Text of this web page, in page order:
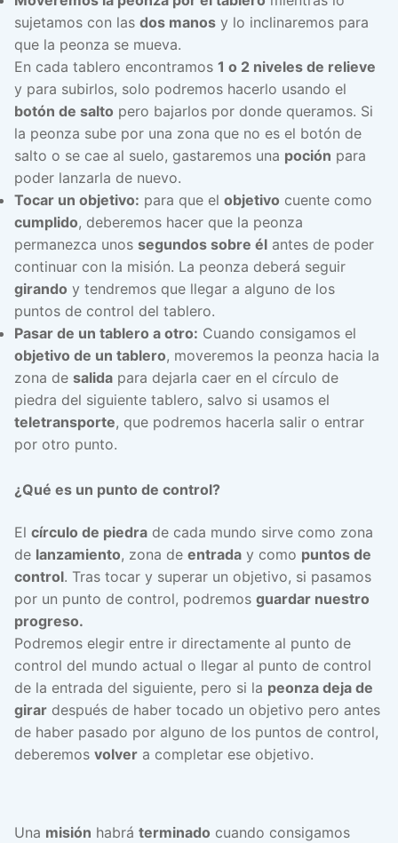
sujetamos con las dos manos y lo inclinaremos para
que la peonza se mueva.
En cada tablero encontramos 1 o 2 niveles de relieve
y para subirlos, solo podremos hacerlo usando el
botón de salto pero bajarlos por donde queramos. Si
la peonza sube por una zona que no es el botón de
salto o se cae al suelo, gastaremos una poción para
poder lanzarla de nuevo.
Tocar un objetivo: para que el objetivo cuente como
cumplido, deberemos hacer que la peonza
permanezca unos segundos sobre él antes de poder
continuar con la misión. La peonza deberá seguir
girando y tendremos que llegar a alguno de los
puntos de control del tablero.
Pasar de un tablero a otro: Cuando consigamos el
objetivo de un tablero, moveremos la peonza hacia la
zona de salida para dejarla caer en el círculo de
piedra del siguiente tablero, salvo si usamos el
teletransporte, que podremos hacerla salir o entrar
por otro punto.
¿Qué es un punto de control?
El círculo de piedra de cada mundo sirve como zona
de lanzamiento, zona de entrada y como puntos de
control. Tras tocar y superar un objetivo, si pasamos
por un punto de control, podremos guardar nuestro
progreso.
Podremos elegir entre ir directamente al punto de
control del mundo actual o llegar al punto de control
de la entrada del siguiente, pero si la peonza deja de
girar después de haber tocado un objetivo pero antes
de haber pasado por alguno de los puntos de control,
deberemos volver a completar ese objetivo.
Una misión habrá terminado cuando consigamos